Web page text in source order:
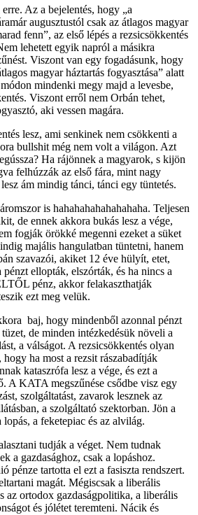
Az a bejelentés, hogy „a
augusztustól csak az átlagos magyar
fenn”, az első lépés a rezsicsökkentés
lehetett egyik napról a másikra
Viszont van egy fogadásunk, hogy
magyar háztartás fogyasztása” alatt
mindenki megy majd a levesbe,
Viszont erről nem Orbán tehet,
aki vessen magára.
lesz, ami senkinek nem csökkenti a
bullshit még nem volt a világon. Azt
Ha rájönnek a magyarok, s kijön
felhúzzák az első fára, mint nagy
ám mindig tánci, tánci egy tüntetés.
is hahahahahahahahaha. Teljesen
de ennek akkora bukás lesz a vége,
fogják örökké megenni ezeket a süket
majális hangulatban tüntetni, hanem
szavazói, akiket 12 éve hülyít, etet,
pénzt ellopták, elszórták, és ha nincs a
pénz, akkor felakaszthatják
ezt meg velük.
baj, hogy mindenből azonnal pénzt
de minden intézkedésük növeli a
a válságot. A rezsicsökkentés olyan
hogy ha most a rezsit rászabadítják
kataszrófa lesz a vége, és ezt a
A KATA megszűnése csődbe visz egy
szolgáltatást, zavarok lesznek az
a szolgáltató szektorban. Jön a
lopás, a feketepiac és az alvilág.
tudják a véget. Nem tudnak
a gazdasághoz, csak a lopáshoz.
pénze tartotta el ezt a fasiszta rendszert.
magát. Mégiscsak a liberális
az ortodox gazdaságpolitika, a liberális
és jólétet teremteni. Nácik és